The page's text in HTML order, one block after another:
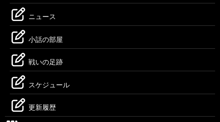
ニュース
小話の部屋
戦いの足跡
スケジュール
更新履歴